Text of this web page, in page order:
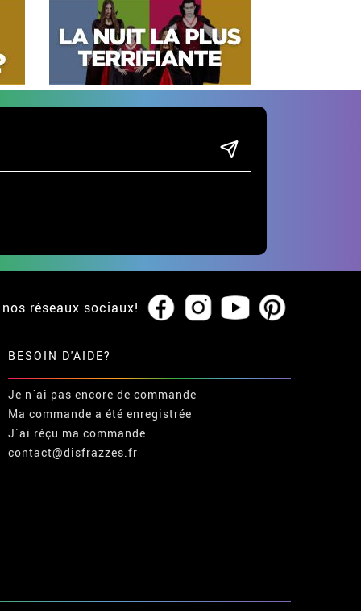
réseaux sociaux!
BESOIN D'AIDE?
Je n´ai pas encore de commande
Ma commande a été enregistrée
J´ai réçu ma commande
contact@disfrazzes.fr